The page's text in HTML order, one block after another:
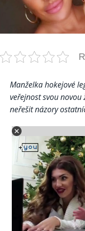
Manželka hokejové
veřejnost svou
neřešit názory